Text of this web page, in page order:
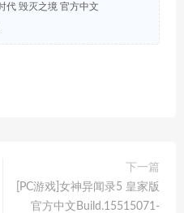
代 毁灭之境 官方中文
下一篇
[PC游戏]女神异闻录5 皇家版
官方中文Build.15515071-